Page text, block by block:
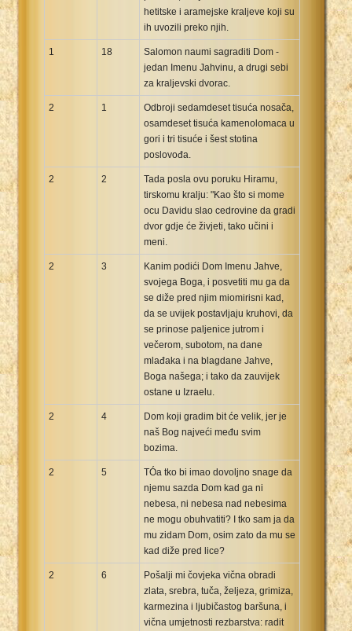
hetitske i aramejske kraljeve koji su
ih uvozili preko njih.
1 18
Salomon naumi sagraditi Dom -
jedan Imenu Jahvinu, a drugi sebi
za kraljevski dvorac.
2 1
Odbroji sedamdeset tisuća nosača,
osamdeset tisuća kamenolomaca u
gori i tri tisuće i šest stotina
poslovođa.
2 2
Tada posla ovu poruku Hiramu,
tirskomu kralju: "Kao što si mome
ocu Davidu slao cedrovine da gradi
dvor gdje će živjeti, tako učini i
meni.
2 3
Kanim podići Dom Imenu Jahve,
svojega Boga, i posvetiti mu ga da
se diže pred njim miomirisni kad,
da se uvijek postavljaju kruhovi, da
se prinose paljenice jutrom i
večerom, subotom, na dane
mlađaka i na blagdane Jahve,
Boga našega; i tako da zauvijek
ostane u Izraelu.
2 4
Dom koji gradim bit će velik, jer je
naš Bog najveći među svim
bozima.
2 5
TÓa tko bi imao dovoljno snage da
njemu sazda Dom kad ga ni
nebesa, ni nebesa nad nebesima
ne mogu obuhvatiti? I tko sam ja da
mu zidam Dom, osim zato da mu se
kad diže pred lice?
2 6
Pošalji mi čovjeka vična obradi
zlata, srebra, tuča, željeza, grimiza,
karmezina i ljubičastog baršuna, i
vična umjetnosti rezbarstva: radit